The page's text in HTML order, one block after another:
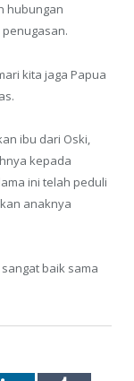
hubungan
kita jaga Papua
ibu dari Oski,
kepada
ini telah peduli
anaknya
baik sama